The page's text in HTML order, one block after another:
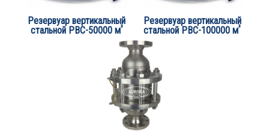
Резервуар вертикальный
стальной РВС-50000 м³
Резервуар вертикальный
стальной РВС-100000 м³